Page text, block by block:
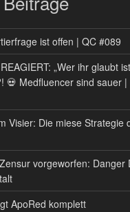
ist offen | QC #089
„Wer ihr glaubt ist
💀 Medfluencer sind sauer |
Visier: Die miese Strategie
vorgeworfen: Danger
ApoRed komplett